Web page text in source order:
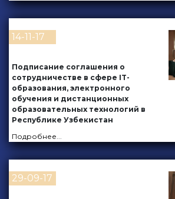
14-11-17
Подписание соглашения о
сотрудничестве в сфере IT-
образования, электронного
обучения и дистанционных
образовательных технологий в
Республике Узбекистан
Подробнее...
29-09-17